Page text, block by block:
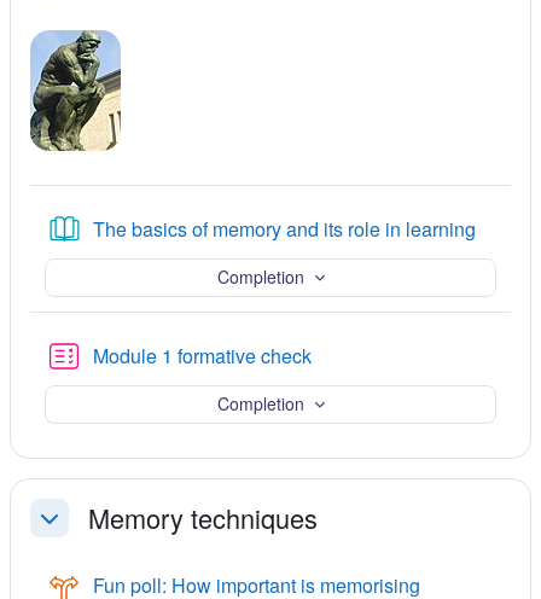
The basics of memory and its role in learning
Completion
Module 1 formative checkပဟေဠိမေးခွန်း
Completion
ခေါက်သိမ်းရန်
Memory techniques
Fun poll: How important is memorising